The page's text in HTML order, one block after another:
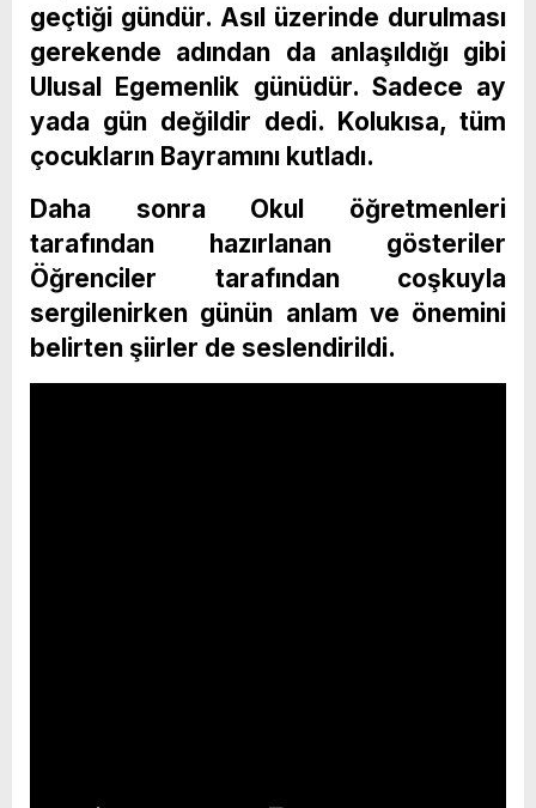
geçtiği gündür. Asıl üzerinde durulması
gerekende adından da anlaşıldığı gibi
Ulusal Egemenlik günüdür. Sadece ay
yada gün değildir dedi. Kolukısa, tüm
çocukların Bayramını kutladı.
Daha sonra Okul öğretmenleri
tarafından hazırlanan gösteriler
Öğrenciler tarafından coşkuyla
sergilenirken günün anlam ve önemini
belirten şiirler de seslendirildi.